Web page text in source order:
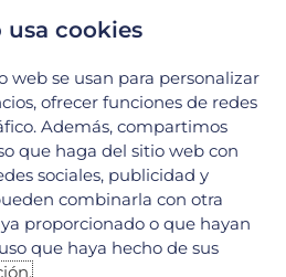
Molecular
usa cookies
web se usan para personalizar
ofrecer funciones de redes
Además, compartimos
que haga del sitio web con
sociales, publicidad y
combinarla con otra
proporcionado o que hayan
que haya hecho de sus